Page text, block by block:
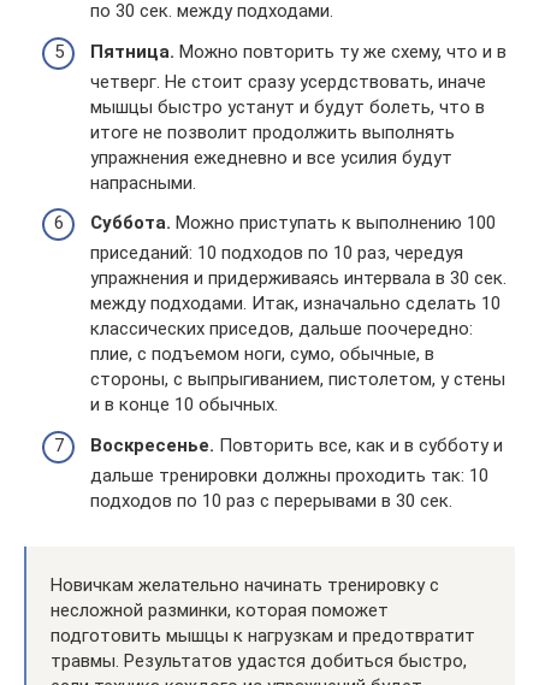
по 30 сек. между подходами.
Пятница. Можно повторить ту же схему, что и в
четверг. Не стоит сразу усердствовать, иначе
мышцы быстро устанут и будут болеть, что в
итоге не позволит продолжить выполнять
упражнения ежедневно и все усилия будут
напрасными.
Суббота. Можно приступать к выполнению 100
приседаний: 10 подходов по 10 раз, чередуя
упражнения и придерживаясь интервала в 30 сек.
между подходами. Итак, изначально сделать 10
классических приседов, дальше поочередно:
плие, с подъемом ноги, сумо, обычные, в
стороны, с выпрыгиванием, пистолетом, у стены
и в конце 10 обычных.
Воскресенье. Повторить все, как и в субботу и
дальше тренировки должны проходить так: 10
подходов по 10 раз с перерывами в 30 сек.
Новичкам желательно начинать тренировку с
несложной разминки, которая поможет
подготовить мышцы к нагрузкам и предотвратит
травмы. Результатов удастся добиться быстро,